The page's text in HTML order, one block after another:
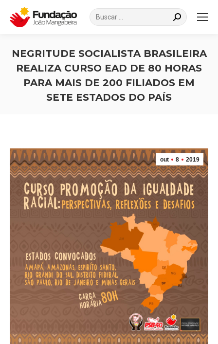
Search:
NEGRITUDE SOCIALISTA BRASILEIRA
REALIZA CURSO EAD DE 80 HORAS
PARA MAIS DE 200 FILIADOS EM
SETE ESTADOS DO PAÍS
out 8 2019